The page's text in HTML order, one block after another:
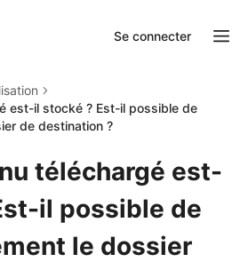
Se connecter
est-il stocké ? Est-il possible de
de destination ?
téléchargé est-
il possible de
le dossier